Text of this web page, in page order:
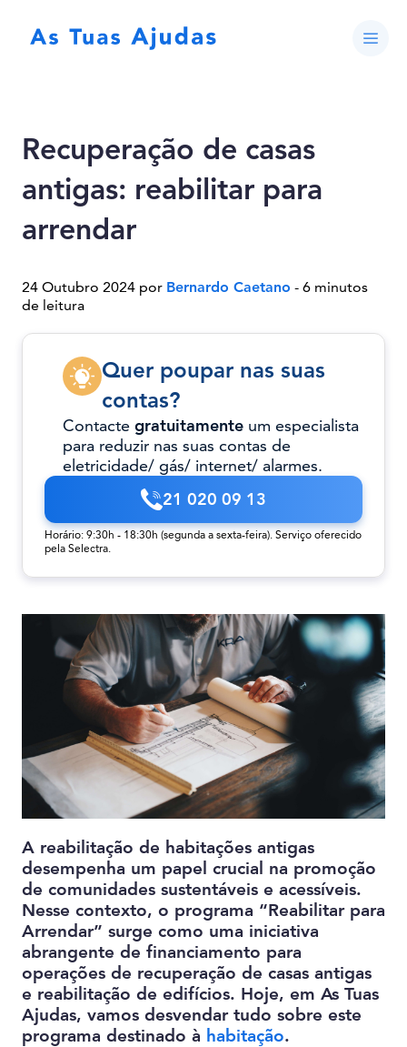
Recuperação de casas
antigas: reabilitar para
arrendar
24 Outubro 2024 por Bernardo Caetano - 6 minutos
de leitura
Quer poupar nas suas
contas?
Contacte gratuitamente um especialista
para reduzir nas suas contas de
eletricidade/ gás/ internet/ alarmes.
21 020 09 13
Horário: 9:30h - 18:30h (segunda a sexta-feira). Serviço oferecido
pela Selectra.
A reabilitação de habitações antigas
desempenha um papel crucial na promoção
de comunidades sustentáveis e acessíveis.
Nesse contexto, o programa “Reabilitar para
Arrendar” surge como uma iniciativa
abrangente de financiamento para
operações de recuperação de casas antigas
e reabilitação de edifícios. Hoje, em As Tuas
Ajudas, vamos desvendar tudo sobre este
programa destinado à habitação.